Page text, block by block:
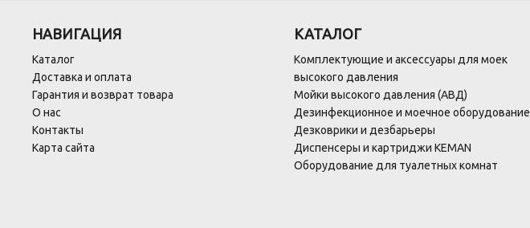
НАВИГАЦИЯ
Каталог
Доставка и оплата
Гарантия и возврат товара
О нас
Контакты
Карта сайта
КАТАЛОГ
Комплектующие и аксессуары для моек
высокого давления
Мойки высокого давления (АВД)
Дезинфекционное и моечное оборудование
Дезковрики и дезбарьеры
Диспенсеры и картриджи KEMAN
Оборудование для туалетных комнат